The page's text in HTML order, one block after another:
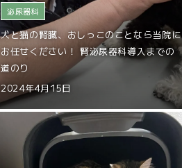
泌尿器科
犬と猫の腎臓、おしっこのことなら当院に
お任せください！ 腎泌尿器科導入までの
道のり
2024年4月15日